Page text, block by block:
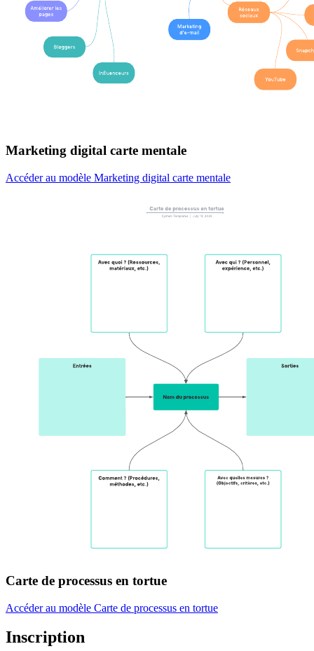
Marketing digital carte mentale
Accéder au modèle Marketing digital carte mentale
Carte de processus en tortue
Accéder au modèle Carte de processus en tortue
Inscription